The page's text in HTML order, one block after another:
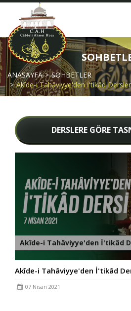
ANASAYFA
SOHBETLER
Akîde-i Tahâviyye'den İ'tikâd
DERSLERE GÖRE
Akîde-i Tahâviyye'den İ'tikâd
Akîde-i Tahâviyye'den İ'tikâd
07 Nisan 2021